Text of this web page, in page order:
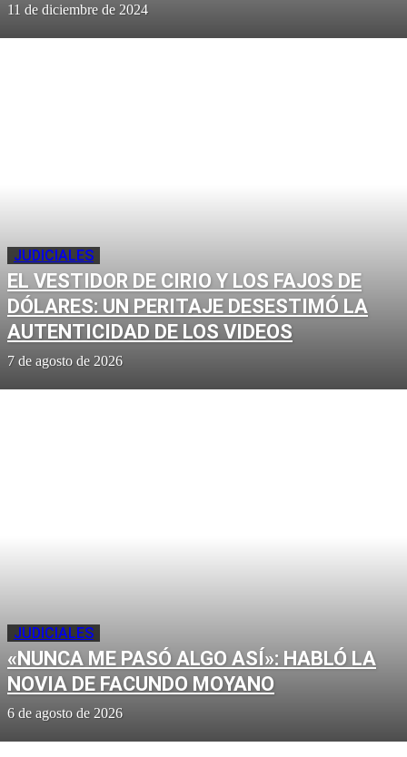
11 de diciembre de 2024
JUDICIALES
EL VESTIDOR DE CIRIO Y LOS FAJOS DE
DÓLARES: UN PERITAJE DESESTIMÓ LA
AUTENTICIDAD DE LOS VIDEOS
7 de agosto de 2026
JUDICIALES
«NUNCA ME PASÓ ALGO ASÍ»: HABLÓ LA
NOVIA DE FACUNDO MOYANO
6 de agosto de 2026